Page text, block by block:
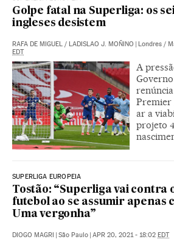
Golpe fatal na Superliga: os
ingleses desistem
RAFA DE MIGUEL / LADISLAO J. MOÑINO Londres /
EDT
A
Premier
ar a
projeto
SUPERLIGA EUROPEIA
Tostão: “Superliga vai contra
futebol ao se assumir apenas
Uma vergonha”
DIOGO MAGRI São Paulo APR 20, 2021 - 18:02 EDT